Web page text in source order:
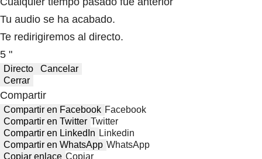
Tu audio se ha acabado.
Te redirigiremos al directo.
5 "
Directo
Cancelar
Cerrar
Compartir
Compartir en Facebook Facebook
Compartir en Twitter Twitter
Compartir en LinkedIn Linkedin
Compartir en WhatsApp WhatsApp
Copiar enlace Copiar